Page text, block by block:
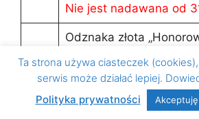
Nie jest nadawana od
Odznaka złota
Przyznawana po
Nie jest nadawana od
Ta strona używa ciasteczek
serwis może działać lepiej.
Polityka prywatności
Akceptuję